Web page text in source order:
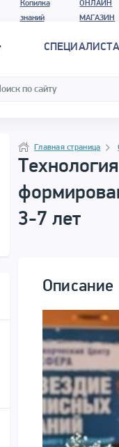
Копилка
знаний
ОНЛАЙН
МАГАЗИН
НавигацияГлавная страница
3-7 лет
Описание